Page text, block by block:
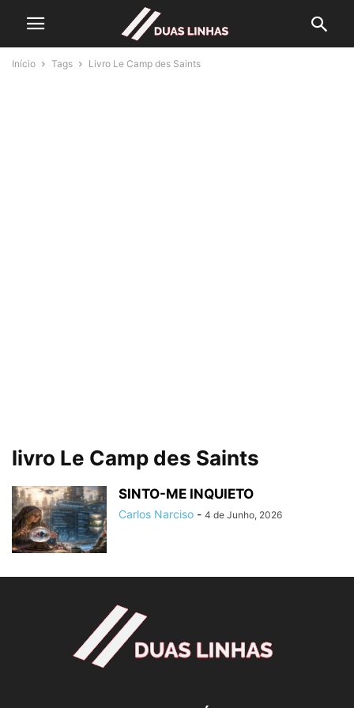
Início Tags Livro Le Camp des Saints
livro Le Camp des Saints
SINTO-ME INQUIETO
Carlos Narciso - 4 de Junho, 2026